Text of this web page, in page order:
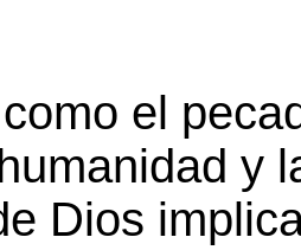
el
y
Dios